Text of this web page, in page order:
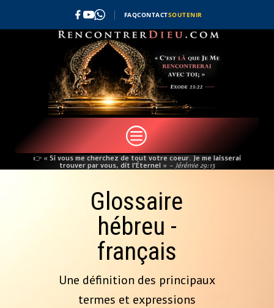
FAQCONTACTSOUTENIR
c
👉 « Si vous me cherchez de tout votre coeur. Je me laisserai
trouver par vous, dit l’Éternel » – Jérémie 29:13
Glossaire
hébreu -
français
Une définition des principaux
termes et expressions